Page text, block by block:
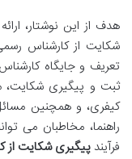
هدف از این نوشتار،
شکایت از کارشناس
تعریف و جایگاه
ثبت و پیگیری شکایت،
کیفری، و همچنین
راهنما، مخاطبان می
فرآیندپیگیری شکایت از